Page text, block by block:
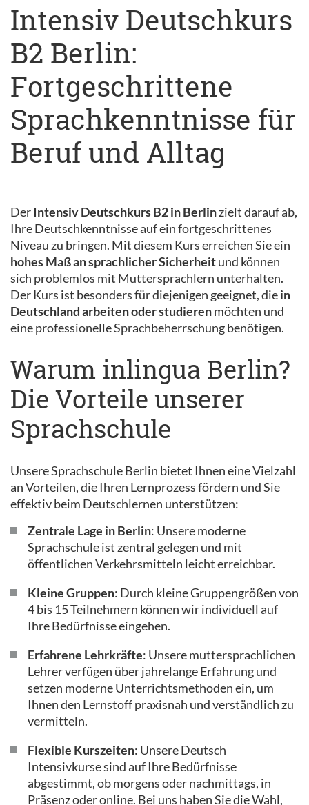
Intensiv Deutschkurs
B2 Berlin:
Fortgeschrittene
Sprachkenntnisse für
Beruf und Alltag
DerIntensiv Deutschkurs B2 in Berlinzielt darauf ab,
Ihre Deutschkenntnisse auf ein fortgeschrittenes
Niveau zu bringen. Mit diesem Kurs erreichen Sie ein
hohes Maß an sprachlicher Sicherheitund können
sich problemlos mit Muttersprachlern unterhalten.
Der Kurs ist besonders für diejenigen geeignet, diein
Deutschland arbeiten oder studierenmöchten und
eine professionelle Sprachbeherrschung benötigen.
Warum inlingua Berlin?
Die Vorteile unserer
Sprachschule
Unsere Sprachschule Berlin bietet Ihnen eine Vielzahl
an Vorteilen, die Ihren Lernprozess fördern und Sie
effektiv beim Deutschlernen unterstützen:
Zentrale Lage in Berlin: Unsere moderne
Sprachschule ist zentral gelegen und mit
öffentlichen Verkehrsmitteln leicht erreichbar.
Kleine Gruppen: Durch kleine Gruppengrößen von
4 bis 15 Teilnehmern können wir individuell auf
Ihre Bedürfnisse eingehen.
Erfahrene Lehrkräfte: Unsere muttersprachlichen
Lehrer verfügen über jahrelange Erfahrung und
setzen moderne Unterrichtsmethoden ein, um
Ihnen den Lernstoff praxisnah und verständlich zu
vermitteln.
Flexible Kurszeiten: Unsere Deutsch
Intensivkurse sind auf Ihre Bedürfnisse
abgestimmt, ob morgens oder nachmittags, in
Präsenz oder online. Bei uns haben Sie die Wahl,